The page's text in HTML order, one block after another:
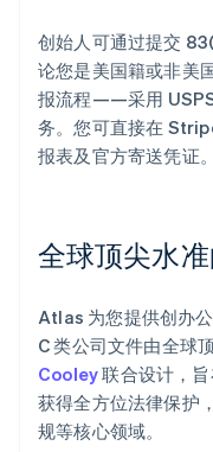
创始人可通过提交
论您是美国籍或非美
报流程——采用
务。您可直接在
报表及官方寄送凭证。
全球顶尖水
Atlas 为您提供创办
C 类公司文件由全球
Cooley联合设计，
获得全方位法律保护
规等核心领域。